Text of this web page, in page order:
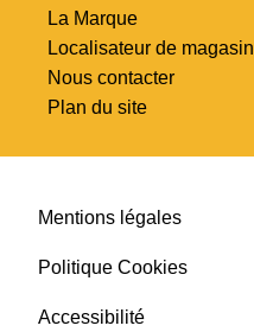
La Marque
Localisateur de magasin
Nous contacter
Plan du site
Mentions légales
Politique Cookies
Accessibilité